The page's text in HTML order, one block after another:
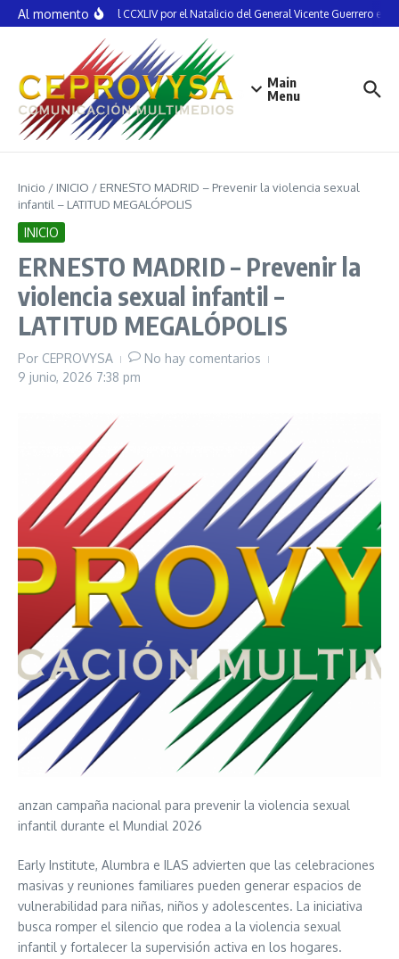
Saltar al contenido
Al momento
la Semana Cultural CCXLIV por el Natalicio del General Vicente Guerrero en
Main
Menu
Inicio / INICIO / ERNESTO MADRID – Prevenir la violencia sexual
infantil – LATITUD MEGALÓPOLIS
INICIO
ERNESTO MADRID – Prevenir la
violencia sexual infantil –
LATITUD MEGALÓPOLIS
Por CEPROVYSA
No hay comentarios
9 junio, 2026 7:38 pm
anzan campaña nacional para prevenir la violencia sexual
infantil durante el Mundial 2026
Early Institute, Alumbra e ILAS advierten que las celebraciones
masivas y reuniones familiares pueden generar espacios de
vulnerabilidad para niñas, niños y adolescentes. La iniciativa
busca romper el silencio que rodea a la violencia sexual
infantil y fortalecer la supervisión activa en los hogares.